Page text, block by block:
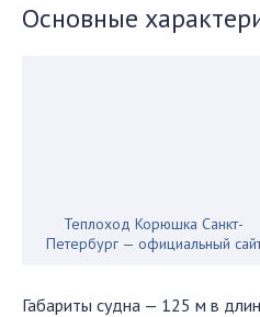
Основные
Теплоход Корюшка Санкт-
Петербург — официальный
Габариты судна — 125 м в